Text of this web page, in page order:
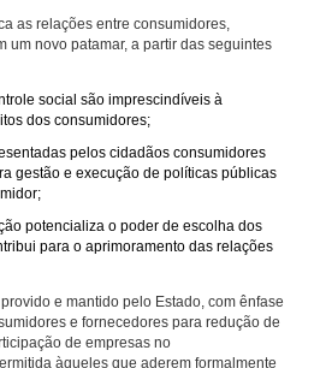
as relações entre consumidores,
um novo patamar, a partir das seguintes
social são imprescindíveis à
dos consumidores;
pelos cidadãos consumidores
gestão e execução de políticas públicas
potencializa o poder de escolha dos
para o aprimoramento das relações
e mantido pelo Estado, com ênfase
e fornecedores para redução de
de empresas no
àqueles que aderem formalmente